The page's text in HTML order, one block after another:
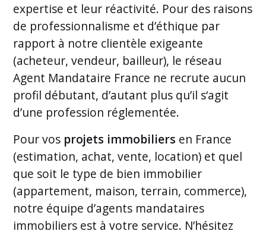
expertise et leur réactivité. Pour des raisons
de professionnalisme et d’éthique par
rapport à notre clientèle exigeante
(acheteur, vendeur, bailleur), le réseau
Agent Mandataire France ne recrute aucun
profil débutant, d’autant plus qu’il s‘agit
d’une profession réglementée.
Pour vos projets immobiliers en France
(estimation, achat, vente, location) et quel
que soit le type de bien immobilier
(appartement, maison, terrain, commerce),
notre équipe d’agents mandataires
immobiliers est à votre service. N’hésitez